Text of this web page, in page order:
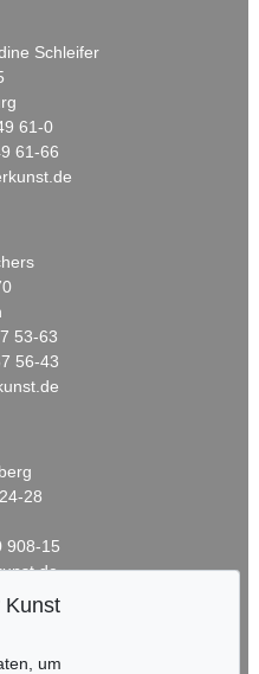
Schleifer
61-0
61-66
53-63
56-43
28
908-15
Kunst
um